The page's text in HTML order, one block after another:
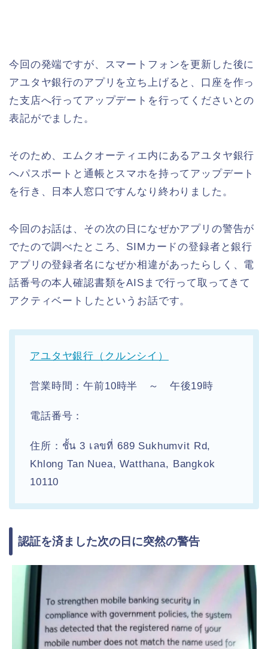
今回の発端ですが、スマートフォンを更新した後に
アユタヤ銀行のアプリを立ち上げると、口座を作っ
た支店へ行ってアップデートを行ってくださいとの
表記がでました。
そのため、エムクオーティエ内にあるアユタヤ銀行
へパスポートと通帳とスマホを持ってアップデート
を行き、日本人窓口ですんなり終わりました。
今回のお話は、その次の日になぜかアプリの警告が
でたので調べたところ、SIMカードの登録者と銀行
アプリの登録者名になぜか相違があったらしく、電
話番号の本人確認書類をAISまで行って取ってきて
アクティベートしたというお話です。
アユタヤ銀行（クルンシイ）
営業時間：午前10時半 ～ 午後19時
電話番号：
住所：ชั้น 3 เลขที่ 689 Sukhumvit Rd,
Khlong Tan Nuea, Watthana, Bangkok
10110
認証を済ました次の日に突然の警告